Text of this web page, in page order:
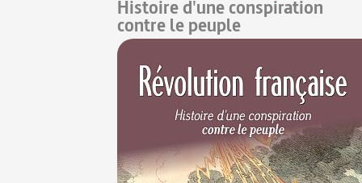
Histoire d'une conspiration
contre le peuple